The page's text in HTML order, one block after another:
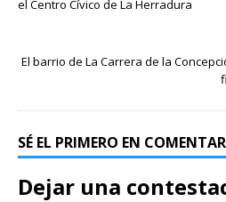
el Centro Cívico de La Herradura
El barrio de La Carrera de la
SÉ EL PRIMERO EN COMENTAR
Dejar una